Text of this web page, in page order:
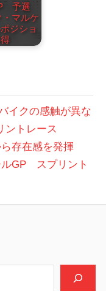
予選
マルケ
ジショ
イクの感触が異な
ントレース
存在感を発揮
ルGP スプリント